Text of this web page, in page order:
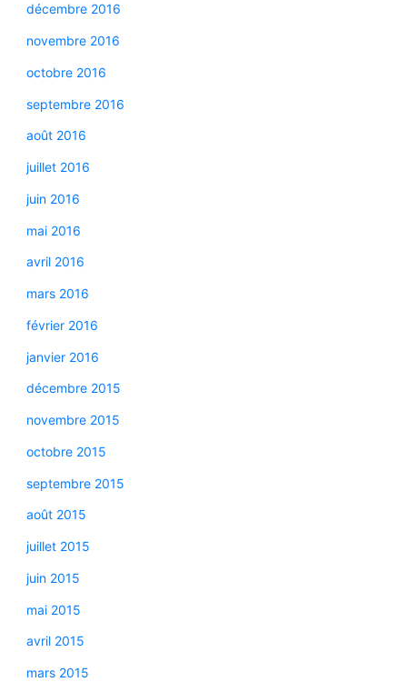
décembre 2016
novembre 2016
octobre 2016
septembre 2016
août 2016
juillet 2016
juin 2016
mai 2016
avril 2016
mars 2016
février 2016
janvier 2016
décembre 2015
novembre 2015
octobre 2015
septembre 2015
août 2015
juillet 2015
juin 2015
mai 2015
avril 2015
mars 2015